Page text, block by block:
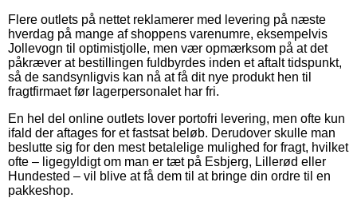
Flere outlets på nettet reklamerer med levering på næste
hverdag på mange af shoppens varenumre, eksempelvis
Jollevogn til optimistjolle, men vær opmærksom på at det
påkræver at bestillingen fuldbyrdes inden et aftalt tidspunkt,
så de sandsynligvis kan nå at få dit nye produkt hen til
fragtfirmaet før lagerpersonalet har fri.
En hel del online outlets lover portofri levering, men ofte kun
ifald der aftages for et fastsat beløb. Derudover skulle man
beslutte sig for den mest betalelige mulighed for fragt, hvilket
ofte – ligegyldigt om man er tæt på Esbjerg, Lillerød eller
Hundested – vil blive at få dem til at bringe din ordre til en
pakkeshop.